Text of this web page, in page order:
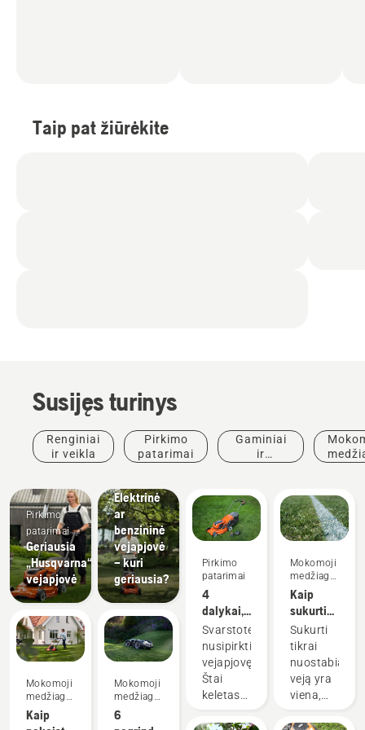
Taip pat žiūrėkite
Susijęs turinys
Renginiai
ir veikla
Pirkimo
patarimai
Gaminiai
ir
Pirkimo
patarimai
Geriausia
„Husqvarna“
vejapjovė
Mokomoji
medžiaga
ir vadovai
Kaip
Elektrinė
ar
benzininė
vejapjovė
– kuri
geriausia?
Mokomoji
medžiaga
ir vadovai
6
Pirkimo
patarimai
4
dalykai, į
kuriuos
reikia
atsižvelgti
perkant
vejapjovę
Svarstote
nusipirkti
vejapjovę?
Štai
keletas
Mokomoji
medžiaga
ir vadovai
Kaip
sukurti
tobulą
aikštę
Sukurti
tikrai
nuostabią
veją yra
viena,